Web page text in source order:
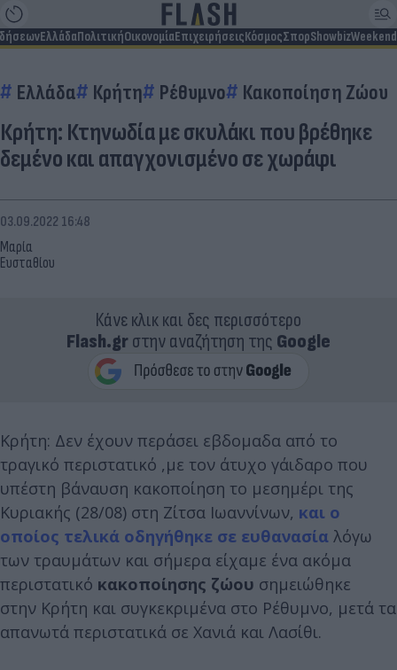
ΕλλάδαΠολιτικήΟικονομίαΕπιχειρήσειςΚόσμοςΣπορShowbizWeekend
Ελλάδα Κρήτη Ρέθυμνο Κακοποίηση Ζώου
Κρήτη: Κτηνωδία με σκυλάκι που βρέθηκε
δεμένο και απαγχονισμένο σε χωράφι
Μαρία
Ευσταθίου
03.09.2022 16:48
Κάνε κλικ και δες περισσότερο
Flash.grστην αναζήτηση της Google
Κρήτη: Δεν έχουν περάσει εβδομαδα από το
τραγικό περιστατικό ,με τον άτυχο γάιδαρο που
υπέστη βάναυση κακοποίηση το μεσημέρι της
Κυριακής (28/08) στη Ζίτσα Ιωαννίνων, και ο
οποίος τελικά οδηγήθηκε σε ευθανασία λόγω
των τραυμάτων και σήμερα είχαμε ένα ακόμα
περιστατικό κακοποίησης ζώου σημειώθηκε
στην Κρήτη και συγκεκριμένα στο Ρέθυμνο, μετά τα
απανωτά περιστατικά σε Χανιά και Λασίθι.